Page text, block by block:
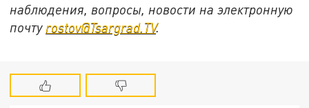
наблюдения, вопросы, новости на электронную
почту rostov@Tsargrad.ТV.